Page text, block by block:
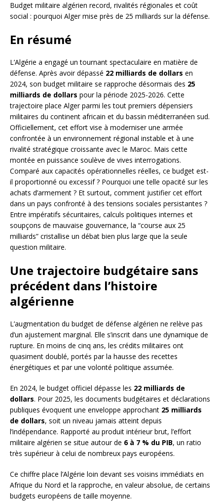
Budget militaire algérien record, rivalités régionales et coût
social : pourquoi Alger mise près de 25 milliards sur la défense.
En résumé
L’Algérie a engagé un tournant spectaculaire en matière de
défense. Après avoir dépassé 22 milliards de dollars en
2024, son budget militaire se rapproche désormais des 25
milliards de dollars pour la période 2025-2026. Cette
trajectoire place Alger parmi les tout premiers dépensiers
militaires du continent africain et du bassin méditerranéen sud.
Officiellement, cet effort vise à moderniser une armée
confrontée à un environnement régional instable et à une
rivalité stratégique croissante avec le Maroc. Mais cette
montée en puissance soulève de vives interrogations.
Comparé aux capacités opérationnelles réelles, ce budget est-
il proportionné ou excessif ? Pourquoi une telle opacité sur les
achats d’armement ? Et surtout, comment justifier cet effort
dans un pays confronté à des tensions sociales persistantes ?
Entre impératifs sécuritaires, calculs politiques internes et
soupçons de mauvaise gouvernance, la “course aux 25
milliards” cristallise un débat bien plus large que la seule
question militaire.
Une trajectoire budgétaire sans
précédent dans l’histoire
algérienne
L’augmentation du budget de défense algérien ne relève pas
d’un ajustement marginal. Elle s’inscrit dans une dynamique de
rupture. En moins de cinq ans, les crédits militaires ont
quasiment doublé, portés par la hausse des recettes
énergétiques et par une volonté politique assumée.
En 2024, le budget officiel dépasse les 22 milliards de
dollars. Pour 2025, les documents budgétaires et déclarations
publiques évoquent une enveloppe approchant 25 milliards
de dollars, soit un niveau jamais atteint depuis
l’indépendance. Rapporté au produit intérieur brut, l’effort
militaire algérien se situe autour de 6 à 7 % du PIB, un ratio
très supérieur à celui de nombreux pays européens.
Ce chiffre place l’Algérie loin devant ses voisins immédiats en
Afrique du Nord et la rapproche, en valeur absolue, de certains
budgets européens de taille moyenne.